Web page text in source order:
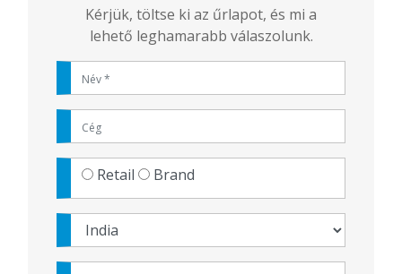
Kérjük, töltse ki az űrlapot, és mi a
lehető leghamarabb válaszolunk.
Retail Brand